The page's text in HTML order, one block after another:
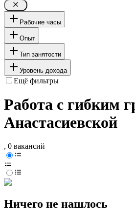
Рабочие часы
Опыт
Тип занятости
Уровень дохода
Ещё фильтры
Работа с гибким
Анастасиевской
, 0 вакансий
Ничего не нашлось